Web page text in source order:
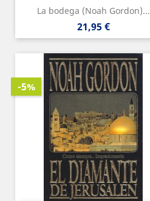
La bodega (Noah Gordon)...
Precio
21,95 €
-5%